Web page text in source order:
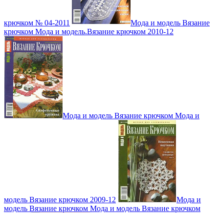
крючком № 04-2011
Мода и модель Вязание
крючком Мода и модель.Вязание крючком 2010-12
Мода и модель Вязание крючком Мода и
модель Вязание крючком 2009-12
Мода и
модель Вязание крючком Мода и модель Вязание крючком